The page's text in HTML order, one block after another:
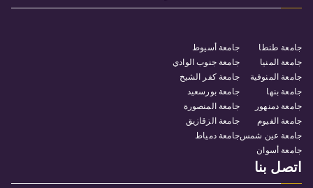
جامعة طنطا
جامعة المنيا
جامعة المنوفية
جامعة بنها
جامعة دمنهور
جامعة الفيوم
جامعة عين شمس
جامعة أسوان
جامعة أسيوط
جامعة جنوب الوادي
جامعة كفر الشيخ
جامعة بورسعيد
جامعة المنصورة
جامعة الزقازيق
جامعة دمياط
اتصل بنا